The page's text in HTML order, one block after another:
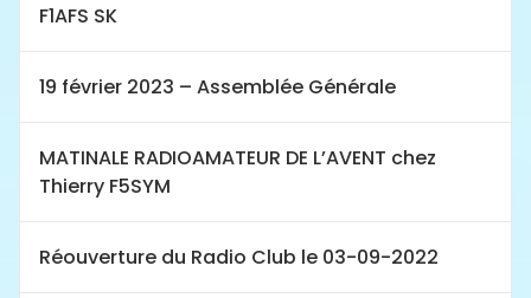
F1AFS SK
19 février 2023 – Assemblée Générale
MATINALE RADIOAMATEUR DE L’AVENT chez
Thierry F5SYM
Réouverture du Radio Club le 03-09-2022